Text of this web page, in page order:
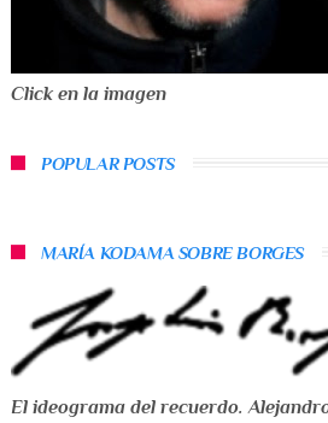
Click en la imagen
POPULAR POSTS
MARÍA KODAMA SOBRE BORGES
El ideograma del recuerdo.